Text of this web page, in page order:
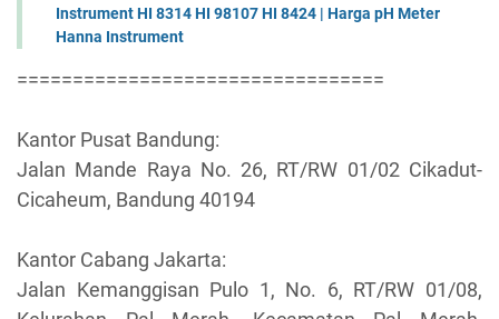
Instrument HI 8314 HI 98107 HI 8424 | Harga pH Meter
Hanna Instrument
=================================
Kantor Pusat Bandung:
Jalan Mande Raya No. 26, RT/RW 01/02 Cikadut-
Cicaheum, Bandung 40194
Kantor Cabang Jakarta:
Jalan Kemanggisan Pulo 1, No. 6, RT/RW 01/08,